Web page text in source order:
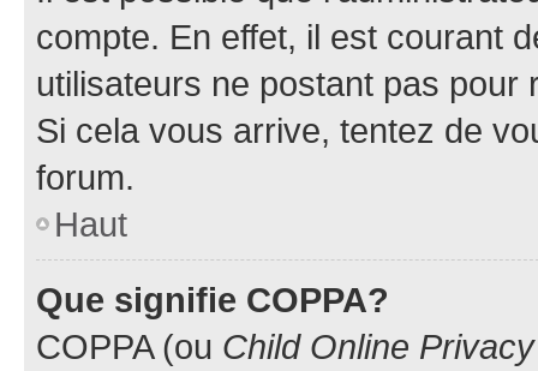
compte. En effet, il est courant
utilisateurs ne postant pas pour
Si cela vous arrive, tentez de
forum.
Haut
Que signifie COPPA?
COPPA (ou Child Online